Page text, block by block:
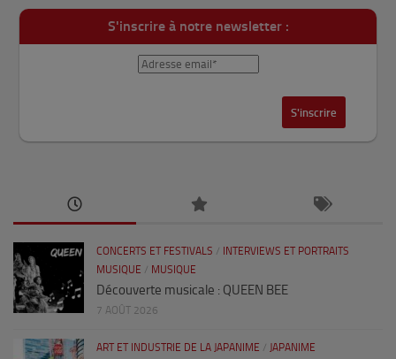
S'inscrire à notre newsletter :
CONCERTS ET FESTIVALS /
INTERVIEWS ET PORTRAITS
MUSIQUE / MUSIQUE
Découverte musicale : QUEEN BEE
7 AOÛT 2026
ART ET INDUSTRIE DE LA JAPANIME / JAPANIME